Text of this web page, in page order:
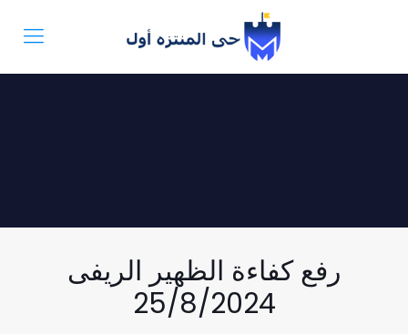
رفع كفاءة الظهير الريفى
25/8/2024